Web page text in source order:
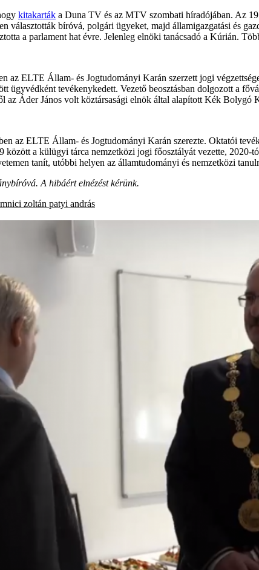
kitakarták a Duna TV és az MTV szombati híradójában. Az
választották bíróvá, polgári ügyeket, majd államigazgatási és
a parlament hat évre. Jelenleg elnöki tanácsadó a Kúrián.
az ELTE Állam- és Jogtudományi Karán szerzett jogi
ügyvédként tevékenykedett. Vezető beosztásban dolgozott a
Áder János volt köztársasági elnök által alapított Kék
az ELTE Állam- és Jogtudományi Karán szerezte. Oktatói
a külügyi tárca nemzetközi jogi főosztályát vezette, 2020-
tanít, utóbbi helyen az államtudományi és nemzetközi
A hibáért elnézést kérünk.
zoltán patyi andrás